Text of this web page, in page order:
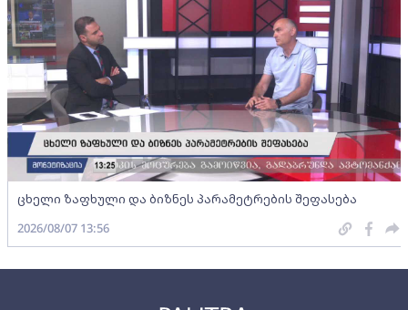
ცხელი ზაფხული და ბიზნეს პარამეტრების შეფასება
2026/08/07 13:56